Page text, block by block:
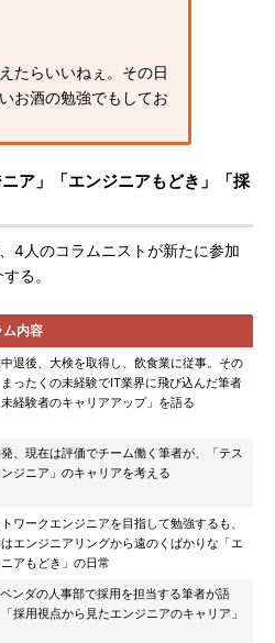
たらいいねぇ。その日
お酒の勉強でもしてお
ア」「エンジニアもどき」「採
4人のコラムニストが新たに参加
る。
ム内容
退後、大検を取得し、飲食業に従事。その
ったくの未経験でIT業界に飛び込んだ筆者
経験者のキャリアアップ」を語る
、現在は評価でチーム働く筆者が、「テス
ンジニア」のキャリアを考える
ワークエンジニアを目指して勉強するも、
エンジニアリングから遠のくばかりな「エ
アもどき」の日常
ンダの人事部で採用を担当する筆者が語
採用視点から見たエンジニアのキャリア」